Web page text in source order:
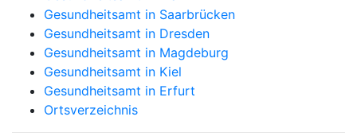
Gesundheitsamt in Saarbrücken
Gesundheitsamt in Dresden
Gesundheitsamt in Magdeburg
Gesundheitsamt in Kiel
Gesundheitsamt in Erfurt
Ortsverzeichnis